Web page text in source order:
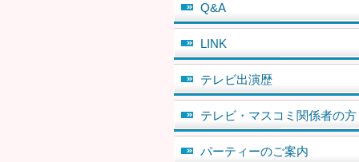
Q&A
LINK
テレビ出演歴
テレビ・マスコミ関係者の方
パーティーのご案内